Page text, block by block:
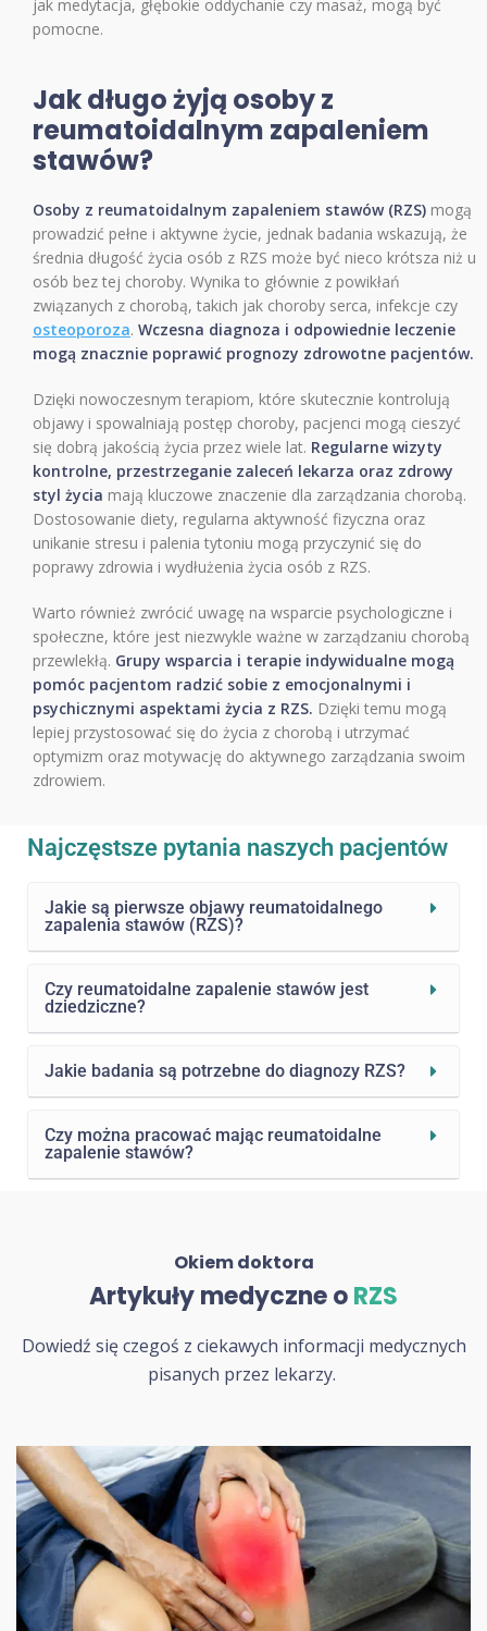
jak medytacja, głębokie oddychanie czy masaż, mogą być
pomocne.
Jak długo żyją osoby z
reumatoidalnym zapaleniem
stawów?
Osoby z reumatoidalnym zapaleniem stawów (RZS) mogą
prowadzić pełne i aktywne życie, jednak badania wskazują, że
średnia długość życia osób z RZS może być nieco krótsza niż u
osób bez tej choroby. Wynika to głównie z powikłań
związanych z chorobą, takich jak choroby serca, infekcje czy
osteoporoza. Wczesna diagnoza i odpowiednie leczenie
mogą znacznie poprawić prognozy zdrowotne pacjentów.
Dzięki nowoczesnym terapiom, które skutecznie kontrolują
objawy i spowalniają postęp choroby, pacjenci mogą cieszyć
się dobrą jakością życia przez wiele lat. Regularne wizyty
kontrolne, przestrzeganie zaleceń lekarza oraz zdrowy
styl życia mają kluczowe znaczenie dla zarządzania chorobą.
Dostosowanie diety, regularna aktywność fizyczna oraz
unikanie stresu i palenia tytoniu mogą przyczynić się do
poprawy zdrowia i wydłużenia życia osób z RZS.
Warto również zwrócić uwagę na wsparcie psychologiczne i
społeczne, które jest niezwykle ważne w zarządzaniu chorobą
przewlekłą. Grupy wsparcia i terapie indywidualne mogą
pomóc pacjentom radzić sobie z emocjonalnymi i
psychicznymi aspektami życia z RZS. Dzięki temu mogą
lepiej przystosować się do życia z chorobą i utrzymać
optymizm oraz motywację do aktywnego zarządzania swoim
zdrowiem.
Najczęstsze pytania naszych pacjentów
Jakie są pierwsze objawy reumatoidalnego
zapalenia stawów (RZS)?
Czy reumatoidalne zapalenie stawów jest
dziedziczne?
Jakie badania są potrzebne do diagnozy RZS?
Czy można pracować mając reumatoidalne
zapalenie stawów?
Okiem doktora
Artykuły medyczne oRZS
Dowiedź się czegoś z ciekawych informacji medycznych
pisanych przez lekarzy.